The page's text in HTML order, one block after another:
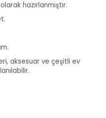
hazırlanmıştır.
aksesuar ve çeşitli ev